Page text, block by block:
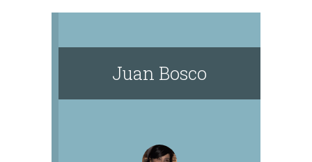
Juan Bosco